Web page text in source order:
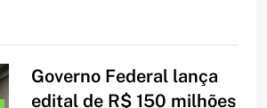
Governo Federal lança
edital de R$ 150 milhões